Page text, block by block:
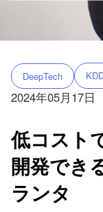
DeepTech
2024年05月17日
低コスト
開発でき
ランタ